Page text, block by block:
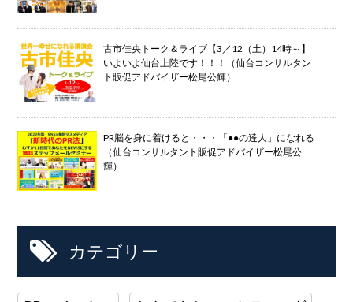
古市佳央トーク＆ライブ【3／12（土）14時～】
いよいよ仙台上陸です！！！（仙台コンサルタン
ト販促アドバイザー松尾公輝）
PR脳を身に着けると・・・「●●の達人」になれる
（仙台コンサルタント販促アドバイザー松尾公
輝）
カテゴリー